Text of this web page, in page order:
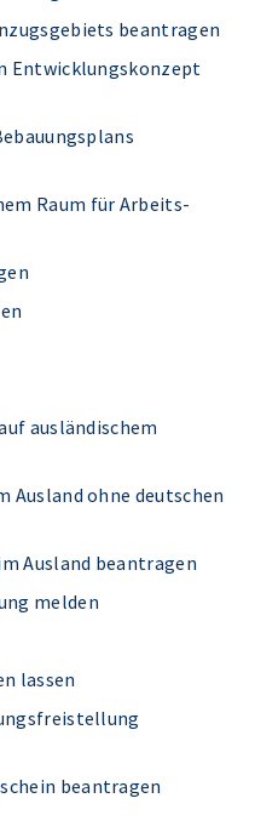
beantragen
Entwicklungskonzept
Raum für Arbeits-
ausländischem
Ausland ohne deutschen
Ausland beantragen
melden
lassen
beantragen